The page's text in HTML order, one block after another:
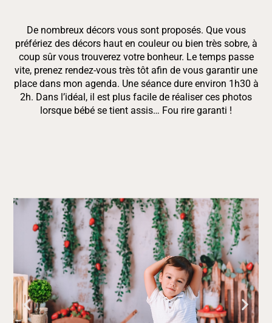
De nombreux décors vous sont proposés. Que vous
préfériez des décors haut en couleur ou bien très sobre, à
coup sûr vous trouverez votre bonheur. Le temps passe
vite, prenez rendez-vous très tôt afin de vous garantir une
place dans mon agenda. Une séance dure environ 1h30 à
2h. Dans l’idéal, il est plus facile de réaliser ces photos
lorsque bébé se tient assis… Fou rire garanti !